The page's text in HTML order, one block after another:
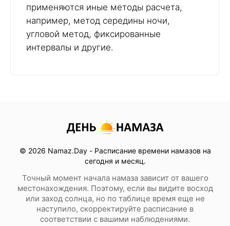
применяются иные методы расчета,
например, метод середины ночи,
угловой метод, фиксированные
интервалы и другие.
© 2026 Namaz.Day - Расписание времени намазов на
сегодня и месяц.
Точный момент начала намаза зависит от вашего
местонахождения. Поэтому, если вы видите восход
или заход солнца, но по таблице время еще не
наступило, скорректируйте расписание в
соответствии с вашими наблюдениями.